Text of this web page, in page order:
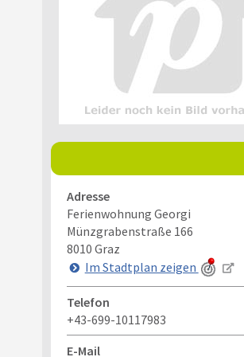
Adresse
Ferienwohnung Georgi
Münzgrabenstraße 166
8010 Graz
Im Stadtplan zeigen
Telefon
+43-699-10117983
E-Mail